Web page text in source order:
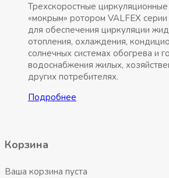
Трехскоростные
«мокрым» ротором VALFEX
для обеспечения циркуляции
отопления, охлаждения,
солнечных системах обогрева и
водоснабжения жилых,
других потребителях.
Подробнее
Корзина
Ваша корзина пуста